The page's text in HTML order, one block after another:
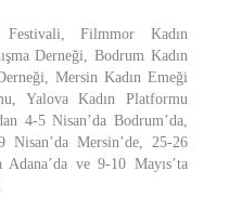
Filmmor Kadın
Derneği, Bodrum Kadın
Mersin Kadın Emeği
Yalova Kadın Platformu
4-5 Nisan’da Bodrum’da,
Nisan’da Mersin’de, 25-26
Adana’da ve 9-10 Mayıs’ta